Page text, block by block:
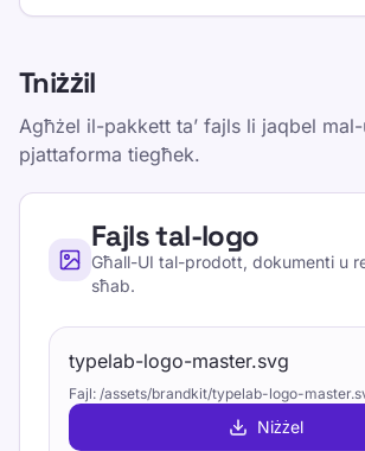
Tniżżil
Agħżel il-pakkett ta’ fajls li jaqbel
pjattaforma tiegħek.
Fajls tal-logo
Għall-UI tal-prodott, dokumenti u
sħab.
typelab-logo-master.svg
Fajl: /assets/brandkit/typelab-logo-
Niżżel